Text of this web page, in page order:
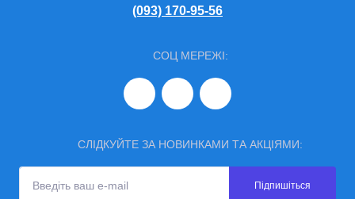
(093) 170-95-56
СОЦ МЕРЕЖІ:
СЛІДКУЙТЕ ЗА НОВИНКАМИ ТА АКЦІЯМИ:
Підпишіться